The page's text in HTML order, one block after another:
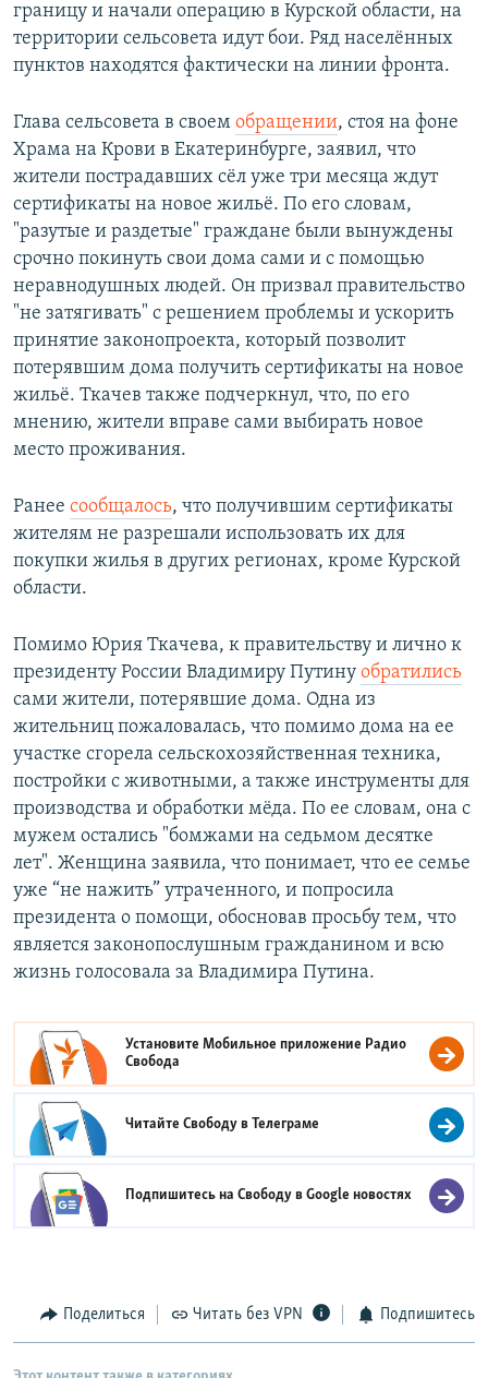
границу и начали операцию в Курской области, на
территории сельсовета идут бои. Ряд населённых
пунктов находятся фактически на линии фронта.
Глава сельсовета в своем обращении, стоя на фоне
Храма на Крови в Екатеринбурге, заявил, что
жители пострадавших сёл уже три месяца ждут
сертификаты на новое жильё. По его словам,
"разутые и раздетые" граждане были вынуждены
срочно покинуть свои дома сами и с помощью
неравнодушных людей. Он призвал правительство
"не затягивать" с решением проблемы и ускорить
принятие законопроекта, который позволит
потерявшим дома получить сертификаты на новое
жильё. Ткачев также подчеркнул, что, по его
мнению, жители вправе сами выбирать новое
место проживания.
Ранее сообщалось, что получившим сертификаты
жителям не разрешали использовать их для
покупки жилья в других регионах, кроме Курской
области.
Помимо Юрия Ткачева, к правительству и лично к
президенту России Владимиру Путину обратились
сами жители, потерявшие дома. Одна из
жительниц пожаловалась, что помимо дома на ее
участке сгорела сельскохозяйственная техника,
постройки с животными, а также инструменты для
производства и обработки мёда. По ее словам, она с
мужем остались "бомжами на седьмом десятке
лет". Женщина заявила, что понимает, что ее семье
уже “не нажить” утраченного, и попросила
президента о помощи, обосновав просьбу тем, что
является законопослушным гражданином и всю
жизнь голосовала за Владимира Путина.
Установите Мобильное приложение Радио
Свобода
Читайте Свободу вТелеграме
Подпишитесь на Свободу вGoogle новостях
Поделиться Читать без VPN Подпишитесь